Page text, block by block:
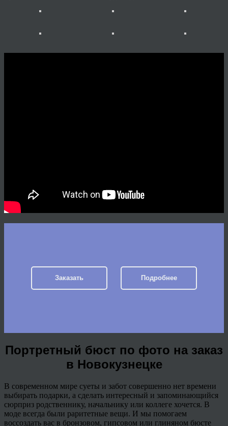
Заказать Подробнее
Портретный бюст по фото на заказ
в Новокузнецке
В современном мире суеты и забот совершенно нет времени
выбирать подарки, а сделать интересный и запоминающийся
сюрприз родственнику, начальнику или коллеге хочется. В
моде всегда были раритетные вещи. И мы помогаем
воссоздать вас в бронзовом, гипсовом или глиняном бюсте